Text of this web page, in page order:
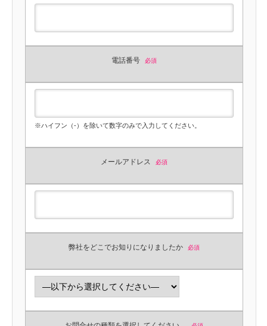
電話番号 必須
※ハイフン（-）を除いて数字のみで入力してください。
メールアドレス 必須
弊社をどこでお知りになりましたか 必須